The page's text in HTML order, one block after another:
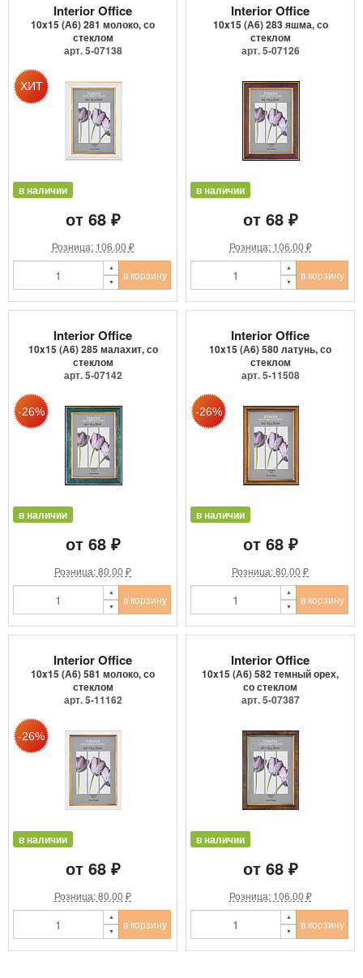
Interior Office
10x15 (А6) 281 молоко, со
стеклом
арт. 5-07138
в наличии
от 68 ₽
Розница: 106.00 ₽
в корзину
Interior Office
10x15 (А6) 283 яшма, со
стеклом
арт. 5-07126
в наличии
от 68 ₽
Розница: 106.00 ₽
в корзину
Interior Office
10x15 (А6) 285 малахит, со
стеклом
арт. 5-07142
в наличии
от 68 ₽
Розница: 80.00 ₽
в корзину
Interior Office
10x15 (А6) 580 латунь, со
стеклом
арт. 5-11508
в наличии
от 68 ₽
Розница: 80.00 ₽
в корзину
Interior Office
10x15 (А6) 581 молоко, со
стеклом
арт. 5-11162
в наличии
от 68 ₽
Розница: 80.00 ₽
в корзину
Interior Office
10x15 (А6) 582 темный орех,
со стеклом
арт. 5-07387
в наличии
от 68 ₽
Розница: 106.00 ₽
в корзину